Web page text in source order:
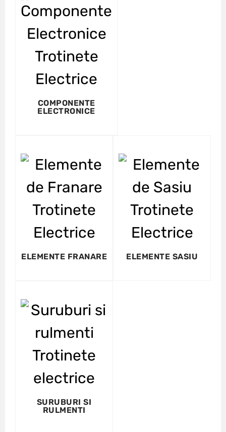
COMPONENTE
ELECTRONICE
ELEMENTE FRANARE ELEMENTE SASIU
SURUBURI SI
RULMENTI